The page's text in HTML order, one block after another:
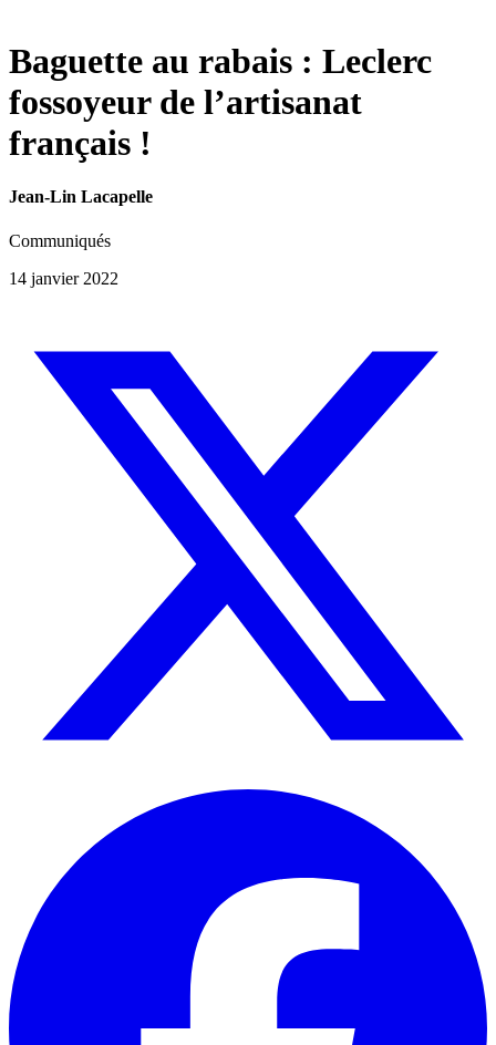
Baguette au rabais : Leclerc
fossoyeur de l’artisanat
français !
Jean-Lin Lacapelle
Communiqués
14 janvier 2022